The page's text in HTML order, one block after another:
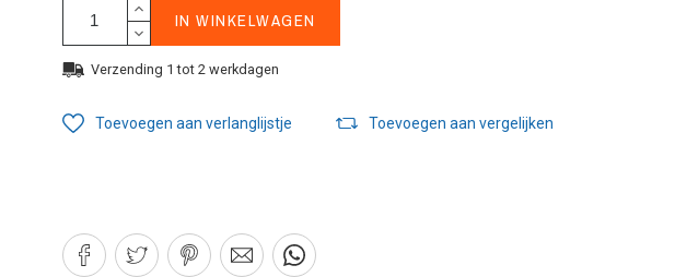
IN WINKELWAGEN
Verzending 1 tot 2 werkdagen
Toevoegen aan verlanglijstje Toevoegen aan vergelijken